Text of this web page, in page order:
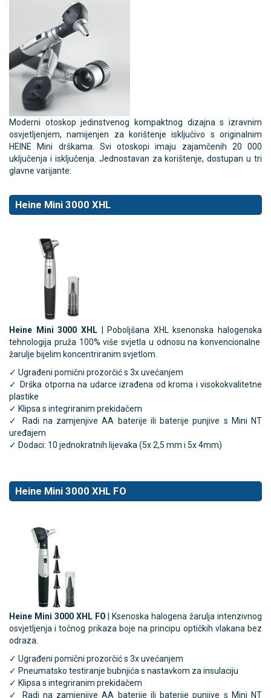
Moderni otoskop jedinstvenog kompaktnog dizajna s izravnim
osvjetljenjem, namijenjen za korištenje isključivo s originalnim
HEINE Mini drškama. Svi otoskopi imaju zajamčenih 20 000
uključenja i isključenja. Jednostavan za korištenje, dostupan u tri
glavne varijante:
Heine Mini 3000 XHL
Heine Mini 3000 XHL| Poboljšana XHL ksenonska halogenska
tehnologija pruža 100% više svjetla u odnosu na konvencionalne
žarulje bijelim koncentriranim svjetlom.
✓ Ugrađeni pomični prozorčić s 3x uvećanjem
✓ Drška otporna na udarce izrađena od kroma i visokokvalitetne
plastike
✓ Klipsa s integriranim prekidačem
✓ Radi na zamjenjive AA baterije ili baterije punjive s Mini NT
uređajem
✓ Dodaci: 10 jednokratnih lijevaka (5x 2,5 mm i 5x 4mm)
Heine Mini 3000 XHL FO
Heine Mini 3000 XHL FO | Ksenoska halogena žarulja intenzivnog
osvjetljenja i točnog prikaza boje na principu optičkih vlakana bez
odraza.
✓ Ugrađeni pomični prozorčić s 3x uvećanjem
✓ Pneumatsko testiranje bubnjića s nastavkom za insulaciju
✓ Klipsa s integriranim prekidačem
✓ Radi na zamjenjive AA baterije ili baterije punjive s Mini NT